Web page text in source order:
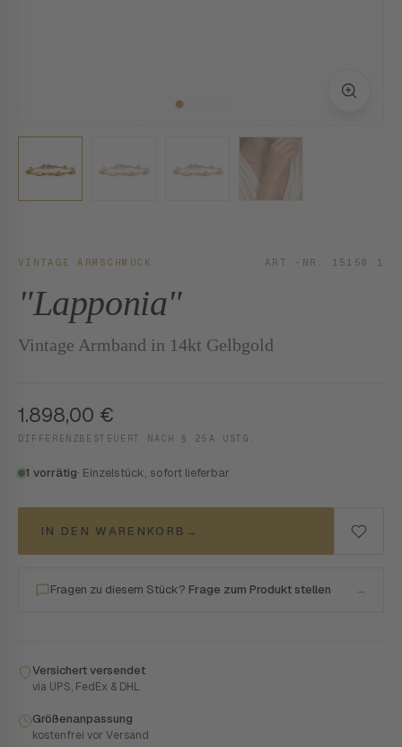
VINTAGE ARMSCHMUCK ART.-NR. 15150.1
"Lapponia"
Vintage Armband in 14kt Gelbgold
1.898,00 €
DIFFERENZBESTEUERT NACH § 25A USTG.
1 vorrätig· Einzelstück, sofort lieferbar
IN DEN WARENKORB →
Fragen zu diesem Stück? Frage zum Produkt stellen →
Versichert versendet
via UPS, FedEx & DHL
Größenanpassung
kostenfrei vor Versand